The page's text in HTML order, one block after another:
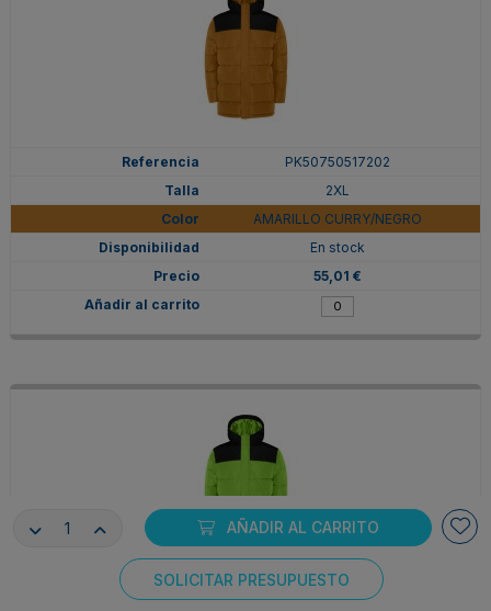
AÑADIR AL CARRITO
SOLICITAR PRESUPUESTO
PK50750517202
2XL
AMARILLO CURRY/NEGRO
En stock
55,01 €
PK50750522502
Consentimiento de cookies